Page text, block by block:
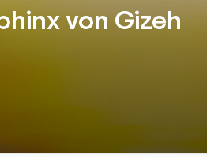
von Gizeh